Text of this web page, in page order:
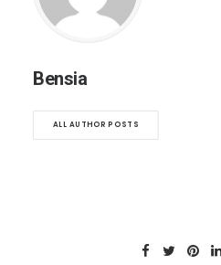
Bensia
ALL AUTHOR POSTS